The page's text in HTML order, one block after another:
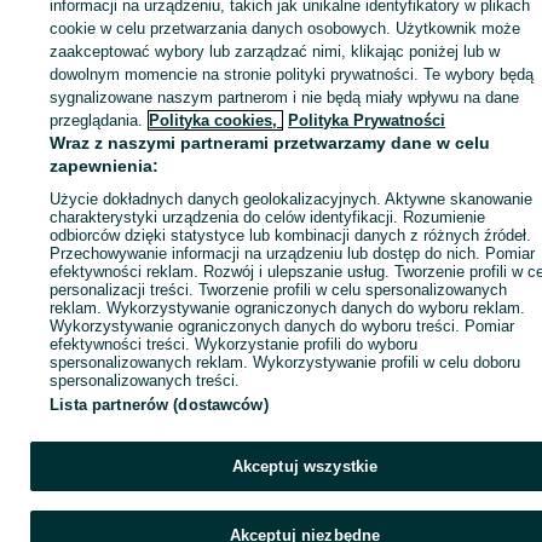
sprzedającym
Zaloguj się / Załóż konto
Wyślij wiadomość
informacji na urządzeniu, takich jak unikalne identyfikatory w plikach
cookie w celu przetwarzania danych osobowych. Użytkownik może
zaakceptować wybory lub zarządzać nimi, klikając poniżej lub w
dowolnym momencie na stronie polityki prywatności. Te wybory będą
sygnalizowane naszym partnerom i nie będą miały wpływu na dane
przeglądania. Polityka cookies, Polityka Prywatności
Wraz z naszymi partnerami przetwarzamy dane w celu
zapewnienia:
Użycie dokładnych danych geolokalizacyjnych. Aktywne skanowanie
charakterystyki urządzenia do celów identyfikacji. Rozumienie
odbiorców dzięki statystyce lub kombinacji danych z różnych źródeł.
Przechowywanie informacji na urządzeniu lub dostęp do nich. Pomiar
efektywności reklam. Rozwój i ulepszanie usług. Tworzenie profili w
personalizacji treści. Tworzenie profili w celu spersonalizowanych
reklam. Wykorzystywanie ograniczonych danych do wyboru reklam.
Wykorzystywanie ograniczonych danych do wyboru treści. Pomiar
efektywności treści. Wykorzystanie profili do wyboru
spersonalizowanych reklam. Wykorzystywanie profili w celu doboru
spersonalizowanych treści.
Lista partnerów (dostawców)
Akceptuj wszystkie
Akceptuj niezbędne